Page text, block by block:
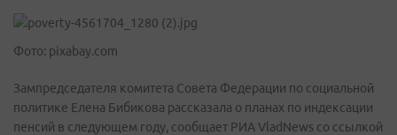
Фото: pixabay.com
Зампредседателя комитета Совета Федерации по социальной
политике Елена Бибикова рассказала о планах по индексации
пенсий в следующем году, сообщает РИА VladNews со ссылкой